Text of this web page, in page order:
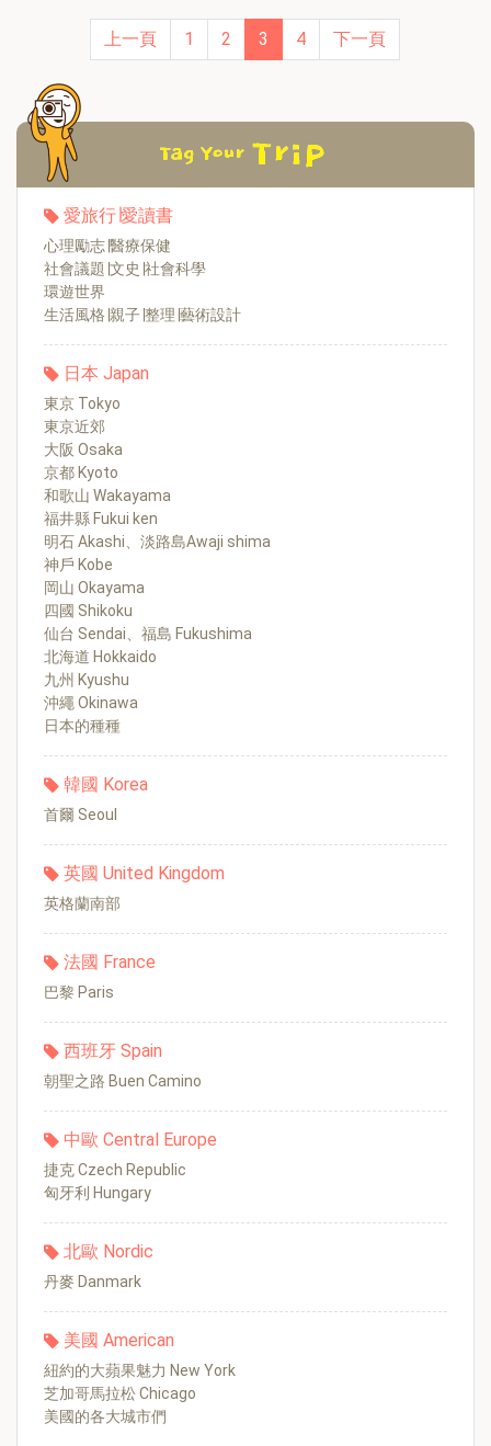
上一頁 1 2 3 4 下一頁
愛旅行∣愛讀書
心理勵志∣醫療保健
社會議題∣文史∣社會科學
環遊世界
生活風格∣親子∣整理∣藝術設計
日本 Japan
東京 Tokyo
東京近郊
大阪 Osaka
京都 Kyoto
和歌山 Wakayama
福井縣 Fukui ken
明石 Akashi、淡路島Awaji shima
神戶 Kobe
岡山 Okayama
四國 Shikoku
仙台 Sendai、福島 Fukushima
北海道 Hokkaido
九州 Kyushu
沖繩 Okinawa
日本的種種
韓國 Korea
首爾 Seoul
英國 United Kingdom
英格蘭南部
法國 France
巴黎 Paris
西班牙 Spain
朝聖之路 Buen Camino
中歐 Central Europe
捷克 Czech Republic
匈牙利 Hungary
北歐 Nordic
丹麥 Danmark
美國 American
紐約的大蘋果魅力 New York
芝加哥馬拉松 Chicago
美國的各大城市們